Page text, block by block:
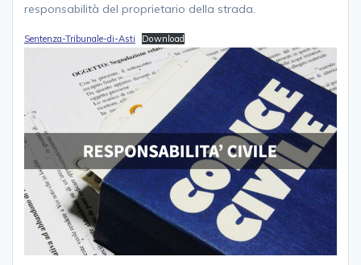
responsabilità del proprietario della strada.
Sentenza-Tribunale-di-Asti Download